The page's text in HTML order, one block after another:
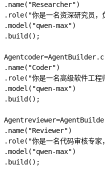
. name( "Researcher")
. role( "你是一名资深研究员
.model ( "qwen-max")
. build ();
Agentcoder=AgentBuilder.
. name( "Coder")
. role( "你是一名高级软件工程
.model ( "qwen-max")
. build ();
Agentreviewer=
. name( "Reviewer")
. role( "你是一名代码审核专
.model ( "qwen-max")
. build ();